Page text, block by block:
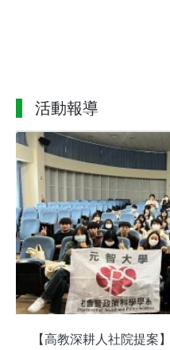
活動報導
【高教深耕人社院提案